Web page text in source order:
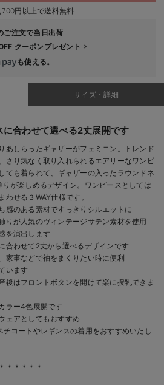
円以上で送料無料
注文で当日出荷
クーポンプレゼント
も使える。
サイズ・詳細
合わせて選べる2丈展開です
あしらったギャザーがフェミニン。トレンド
さり気なく取り入れられるエアリーなワンピ
ても着られて、ギャザーの入ったラウンドネ
が楽しめるデザイン。ワンピースとしては
せる３WAY仕様です。
感のある素材ですっきりシルエットに
りが人気のヴィンテージサテン素材を使用
を演出します
合わせて2丈から選べるデザインです
家事などで袖をまくりたい時に便利
います
後はフロントボタンを開けて楽に授乳できま
ラー4色展開です
ェアとしてもおすすめ
コートやレギンスの着用をおすすめいたし
＊＊＊＊＊